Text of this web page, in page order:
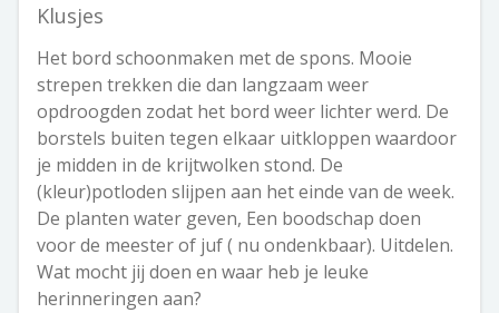
Klusjes
Het bord schoonmaken met de spons. Mooie
strepen trekken die dan langzaam weer
opdroogden zodat het bord weer lichter werd. De
borstels buiten tegen elkaar uitkloppen waardoor
je midden in de krijtwolken stond. De
(kleur)potloden slijpen aan het einde van de week.
De planten water geven, Een boodschap doen
voor de meester of juf ( nu ondenkbaar). Uitdelen.
Wat mocht jij doen en waar heb je leuke
herinneringen aan?